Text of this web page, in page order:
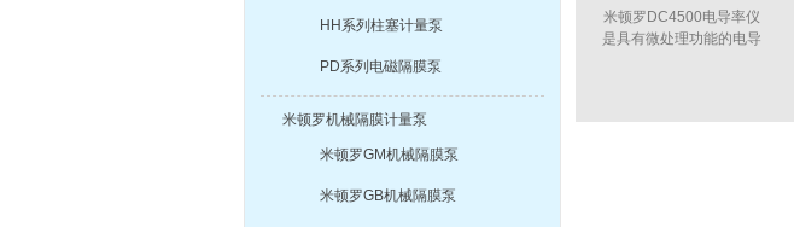
HH系列柱塞计量泵
PD系列电磁隔膜泵
米顿罗机械隔膜计量泵
米顿罗GM机械隔膜泵
米顿罗GB机械隔膜泵
仪
米顿罗DC4500电导率仪
是具有微处理功能的电导
领域中。在许多应用中，